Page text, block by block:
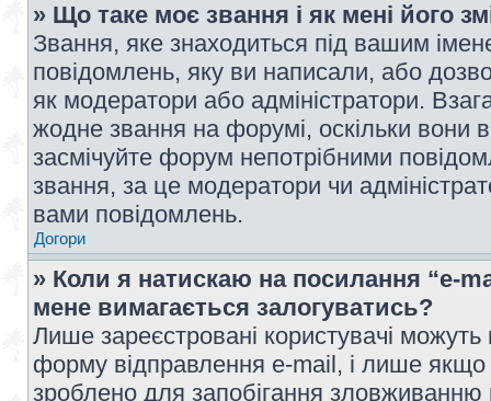
» Що таке моє звання і як мені його
Звання, яке знаходиться під вашим
повідомлень, яку ви написали, або
як модератори або адміністратори.
жодне звання на форумі, оскільки вони
засмічуйте форум непотрібними
звання, за це модератори чи
вами повідомлень.
Догори
» Коли я натискаю на посилання “e-
мене вимагається залогуватись?
Лише зареєстровані користувачі
форму відправлення e-mail, і лише
зроблено для запобігання